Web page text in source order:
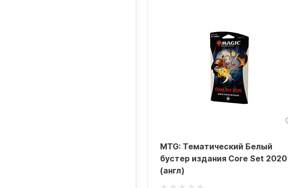
MTG: Тематический Белый
бустер издания Core Set 2020
(англ)